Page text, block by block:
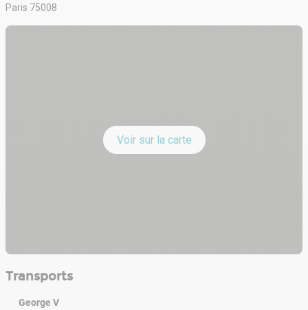
Paris 75008
Voir sur la carte
Transports
George V